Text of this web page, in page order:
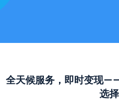
全天候服务，即时变现
选择